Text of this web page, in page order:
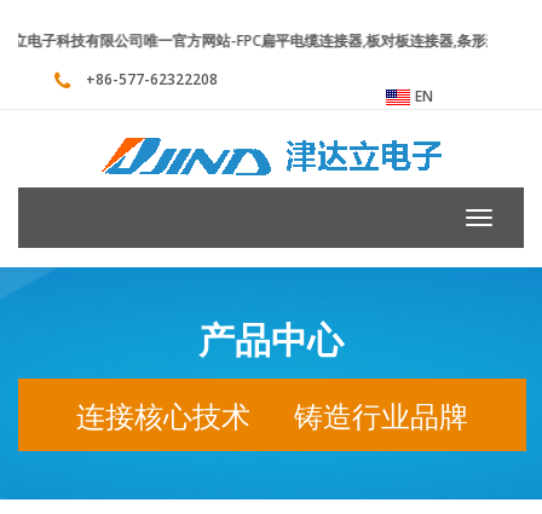
科技有限公司唯一官方网站-FPC扁平电缆连接器,板对板连接器,条形连接器,网
+86-577-62322208
EN
Toggle
产品中心
连接核心技术 铸造行业品牌